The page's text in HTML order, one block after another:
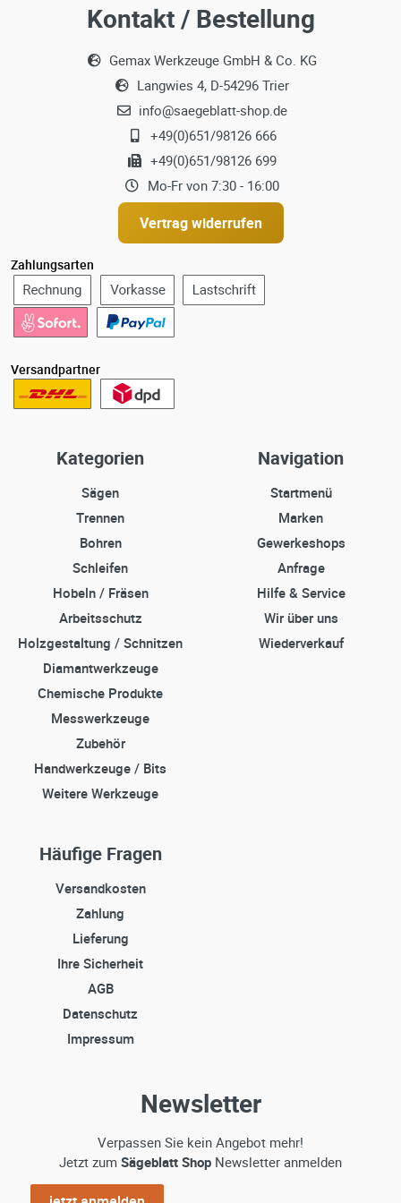
Kontakt / Bestellung
Gemax Werkzeuge GmbH & Co. KG
Langwies 4, D-54296 Trier
info@saegeblatt-shop.de
+49(0)651/98126 666
+49(0)651/98126 699
Mo-Fr von 7:30 - 16:00
Vertrag widerrufen
Zahlungsarten
Versandpartner
Kategorien
Sägen
Trennen
Bohren
Schleifen
Hobeln / Fräsen
Arbeitsschutz
Holzgestaltung / Schnitzen
Diamantwerkzeuge
Chemische Produkte
Messwerkzeuge
Zubehör
Handwerkzeuge / Bits
Weitere Werkzeuge
Navigation
Startmenü
Marken
Gewerkeshops
Anfrage
Hilfe & Service
Wir über uns
Wiederverkauf
Häufige Fragen
Versandkosten
Zahlung
Lieferung
Ihre Sicherheit
AGB
Datenschutz
Impressum
Newsletter
Verpassen Sie kein Angebot mehr!
Jetzt zum Sägeblatt Shop Newsletter anmelden